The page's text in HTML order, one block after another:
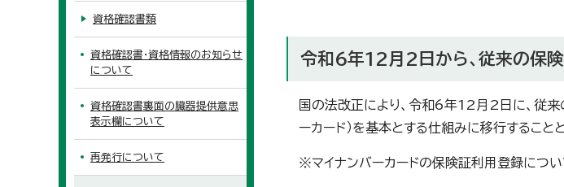
令和6年12月2日から、従来の保
国の法改正により、令和6年12月2日に、従来
ーカード）を基本とする仕組みに移行すること
※マイナンバーカードの保険証利用登録につい
資格確認書類
資格確認書・資格情報のお知らせ
について
資格確認書裏面の臓器提供意思
表示欄について
再発行について